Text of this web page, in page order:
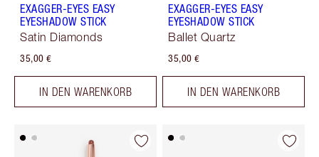
EXAGGER-EYES EASY
EYESHADOW STICK
Satin Diamonds
35,00 €
IN DEN WARENKORB
EXAGGER-EYES EASY
EYESHADOW STICK
Ballet Quartz
35,00 €
IN DEN WARENKORB